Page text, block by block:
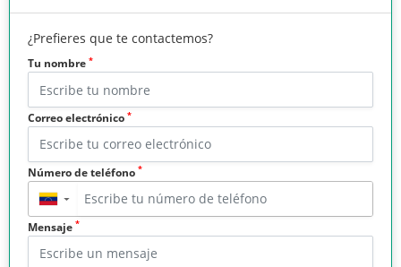
¿Prefieres que te contactemos?
Tu nombre *
Correo electrónico *
Número de teléfono *
▼
Mensaje *